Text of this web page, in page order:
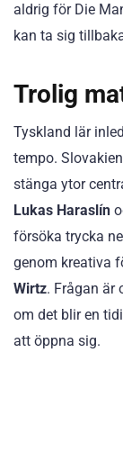
aldrig för Die
kan ta sig
Trolig
Tyskland lär
tempo.
stänga ytor
Lukas Haraslín
försöka trycka
genom kreativa
Wirtz. Frågan är
om det blir en
att öppna sig.